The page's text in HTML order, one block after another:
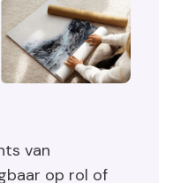
van
op rol of